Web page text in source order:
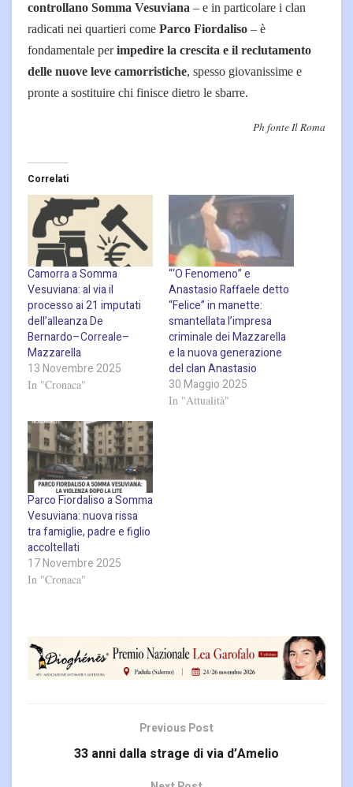
controllano Somma Vesuviana – e in particolare i clan
radicati nei quartieri come Parco Fiordaliso – è
fondamentale perimpedire la crescita e il reclutamento
delle nuove leve camorristiche, spesso giovanissime e
pronte a sostituire chi finisce dietro le sbarre.
Ph fonte Il Roma
Correlati
Camorra a Somma
Vesuviana: al via il
processo ai 21 imputati
dell’alleanza De
Bernardo–Correale–
Mazzarella
13 Novembre 2025
In "Cronaca"
“‘O Fenomeno” e
Anastasio Raffaele detto
“Felice” in manette:
smantellata l’impresa
criminale dei Mazzarella
e la nuova generazione
del clan Anastasio
30 Maggio 2025
In "Attualità"
Parco Fiordaliso a Somma
Vesuviana: nuova rissa
tra famiglie, padre e figlio
accoltellati
17 Novembre 2025
In "Cronaca"
Previous Post
33 anni dalla strage di via d’Amelio